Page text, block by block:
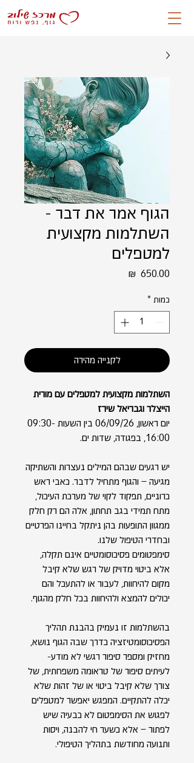
הגוף אמר את דבר -
השתלמות מקצועית
למטפלים
מחיר
כמות *
לקנייה מהירה
השתלמות מקצועית למטפלים עם מורית
הייצלר וגבריאל שירז
יום ראשון, 06/09/26 בין השעות 09:30-
16:00, בפגודה, שדות ים.
יש רגעים שבהם המילים נעצרות והשתיקה
מגיעה – והגוף מתחיל לדבר. כאבי ראש
כרוניים, תפקוד לקוי של מערכת העיכול,
מתח תמידי בגב תחתון, אלה הם רק חלק
ממגוון התופעות בהן ניתקל בחיינו הפרטיים
ובחדרי הטיפול שלנו.
סימפטומים פסיכוסומטיים אינם תקלה,
אלא ביטוי מדויק של רגש שלא קיבל
מקום להיחוות, לעבור או להתעכל והם
יכולים להמצא ולהיחוות בכל חלק מהגוף.
בהשתלמות זו נעמיק בהבנת תהליך
הפסיכוסומטיזציה כדרך שבה הגוף נושא,
מחזיק ומספר סיפור רגשי לא מודע-
לעיתים סיפור של טראומה משפחתית, של
צורך שלא קיבל ביטוי או של זהות שלא
יכלה להתקיים. המפגש יאפשר למטפלים
לפגוש את הסימפטום לא כבעיה שיש
לפתור – אלא כשער חי להבנה, ויסות
ותנועה מחודשת בתהליך הטיפולי.